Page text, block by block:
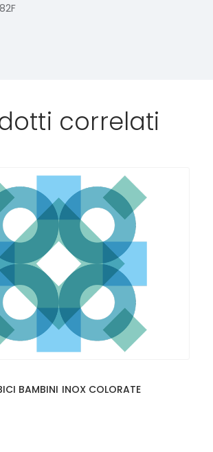
correlati
BAMBINI INOX COLORATE